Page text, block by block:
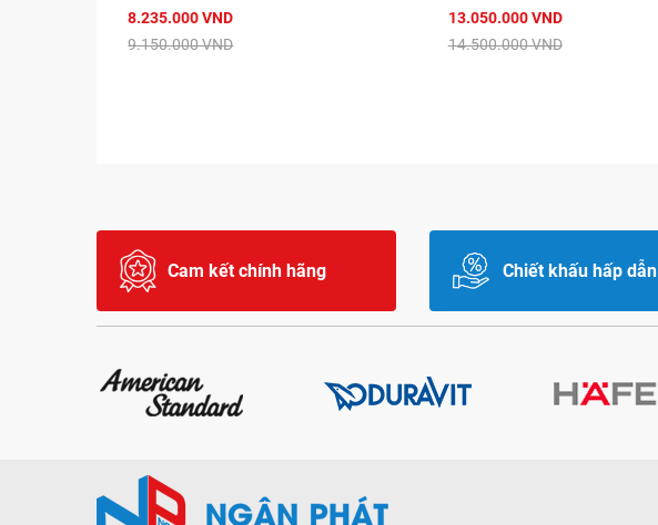
8.235.000 VND
9.150.000 VND
13.050.000 VND
14.500.000 VND
Cam kết chính hãng Chiết khấu hấp dẫn